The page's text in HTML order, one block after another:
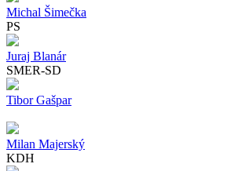
Michal Šimečka
PS
Juraj Blanár
SMER-SD
Tibor Gašpar
Milan Majerský
KDH